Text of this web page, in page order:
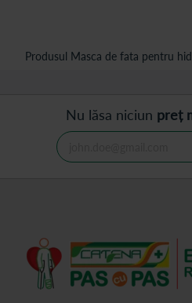
Produsul Masca de fata pentru
Nu lăsa niciun preț